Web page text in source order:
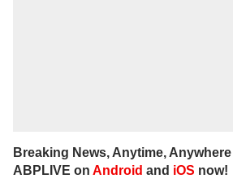
Breaking News, Anytime,
ABPLIVE on Android and iOS now!